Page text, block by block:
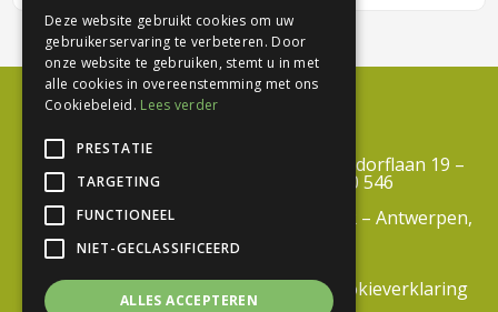
Centrum Duurzaam Groen vzw – Troisdorflaan 19 –
3600 Genk – BTW BE 0812 690 546
info@centrumduurzaamgroen.be –
RPR – Antwerpen,
voorwaarden |Cookieverklaring
Deze website gebruikt cookies om uw
gebruikerservaring te verbeteren. Door
onze website te gebruiken, stemt u in met
alle cookies in overeenstemming met ons
Cookiebeleid. Lees verder
PRESTATIE
TARGETING
FUNCTIONEEL
NIET-GECLASSIFICEERD
ALLES ACCEPTEREN